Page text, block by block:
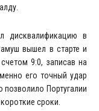
дисквалификацию в
вышел в старте и
9:0, записав на
его точный удар
Португалии
сроки.